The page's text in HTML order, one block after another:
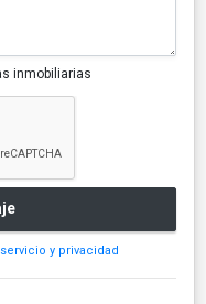
inmobiliarias
y privacidad